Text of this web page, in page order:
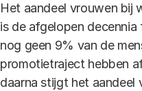
Het aandeel vrouwen bij
is de afgelopen
nog geen 9% van de
promotietraject hebben
daarna stijgt het aandeel